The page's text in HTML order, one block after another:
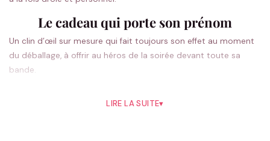
Le cadeau qui porte son prénom
Un clin d’œil sur mesure qui fait toujours son effet au moment
du déballage, à offrir au héros de la soirée devant toute sa
bande.
Un boxer personnalisé pour le marié
LIRE LA SUITE▾